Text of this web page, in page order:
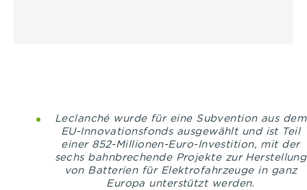
Leclanché wurde für eine Subvention aus dem
EU-Innovationsfonds ausgewählt und ist Teil
einer 852-Millionen-Euro-Investition, mit der
sechs bahnbrechende Projekte zur Herstellung
von Batterien für Elektrofahrzeuge in ganz
Europa unterstützt werden.